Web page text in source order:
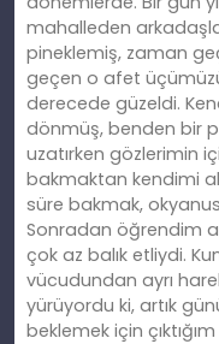
mahalleden
pineklemiş, zaman
geçen o afet
derecede güzeldi.
dönmüş, benden bir
uzatırken gözlerimin
bakmaktan kendimi
süre bakmak,
Sonradan öğrendim
çok az balık etliydi.
vücudundan ayrı
yürüyordu ki, artık
beklemek için